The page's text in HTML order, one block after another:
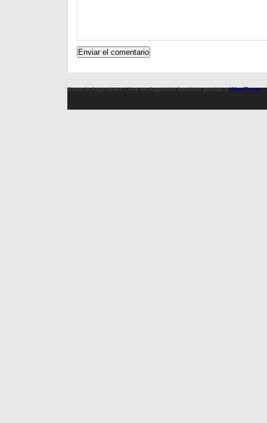
Kunst in Argentinien / Arte en Argentina funciona gracias aWordPress